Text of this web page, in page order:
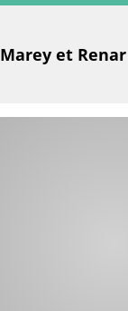
Marey et Renar